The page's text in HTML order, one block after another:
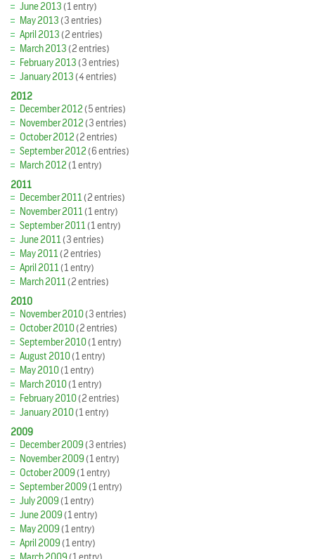
June 2013(1 entry)
May 2013(3 entries)
April 2013(2 entries)
March 2013(2 entries)
February 2013(3 entries)
January 2013(4 entries)
2012
December 2012(5 entries)
November 2012(3 entries)
October 2012(2 entries)
September 2012(6 entries)
March 2012(1 entry)
2011
December 2011(2 entries)
November 2011(1 entry)
September 2011(1 entry)
June 2011(3 entries)
May 2011(2 entries)
April 2011(1 entry)
March 2011(2 entries)
2010
November 2010(3 entries)
October 2010(2 entries)
September 2010(1 entry)
August 2010(1 entry)
May 2010(1 entry)
March 2010(1 entry)
February 2010(2 entries)
January 2010(1 entry)
2009
December 2009(3 entries)
November 2009(1 entry)
October 2009(1 entry)
September 2009(1 entry)
July 2009(1 entry)
June 2009(1 entry)
May 2009(1 entry)
April 2009(1 entry)